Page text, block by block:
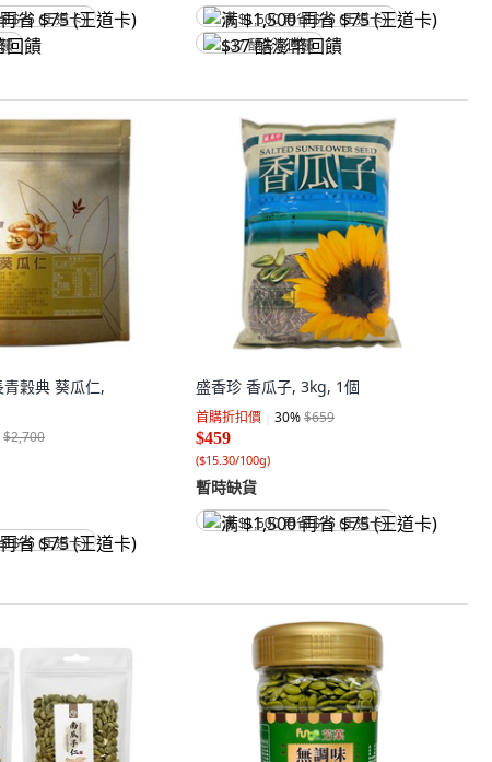
$75 (王道卡)
满 $1,500 再省 $75 (王道卡)
$37 酷澎幣回饋
穀典 葵瓜仁,
$2,700
$75 (王道卡)
盛香珍 香瓜子, 3kg, 1個
首購折扣價 30%$659
$459
($15.30/100g)
暫時缺貨
满 $1,500 再省 $75 (王道卡)